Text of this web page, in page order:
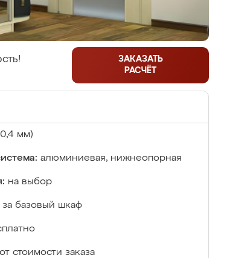
ЗАКАЗАТЬ
РАСЧЁТ
мм)
алюминиевая, нижнеопорная
на выбор
за базовый шкаф
стоимости заказа